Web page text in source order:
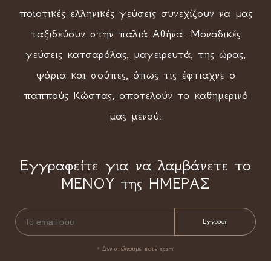
ποιοτικές ελληνικές γεύσεις συνεχίζουν να μας
ταξιδεύουν στην παλιά Αθήνα. Μοναδικές
γεύσεις κατσαρόλας, μαγειρευτά, της ώρας,
ψάρια και σούπες, όπως τις έφτιαχνε ο
παππούς Κώστας, αποτελούν το καθημερινό
μας μενού.
Εγγραφείτε για να λαμβάνετε το
ΜΕΝΟΥ της ΗΜΕΡΑΣ
* Δεν στέλνουμε ποτέ spam!